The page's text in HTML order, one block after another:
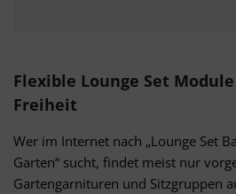
Flexible Lounge Set
Freiheit
Wer im Internet nach „Lounge Set
Garten“ sucht, findet meist nur
Gartengarnituren und Sitzgruppen